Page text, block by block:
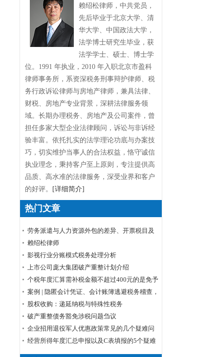
赖绍松律师，中共党员，
先后毕业于北京大学、清
华大学、中国政法大学，
法学博士研究生毕业，获
法学学士、硕士、博士学
位。1991 年执业，2010 年入职北京市盈科
律师事务所，系资深税务刑事辩护律师、税
务行政诉讼律师与房地产律师，兼具法律、
财税、房地产专业背景，深耕法律服务领
域。长期办理税务、房地产及公司案件，曾
担任多家大型企业法律顾问，诉讼与非诉经
验丰富。依托扎实的法学理论功底与办案技
巧，切实维护当事人的合法权益，恪守诚信
执业理念，秉持客户至上原则，专注提供高
品质、高水准的法律服务，深受业界和客户
的好评。
[详细简介]
热门文章
劳务派遣与人力资源外包的差异、开票税目及
税率
赖绍松律师
影视行业分账模式税务处理分析
上市公司庞大集团破产重整计划介绍
个税年度汇算需补税金额不超过400元的是免予
申报还是免予补缴
案例 | 隐匿会计凭证、会计账簿逃避税务稽查，
小心被判刑！
股权收购：递延纳税与特殊性税务
破产重整债务豁免涉税问题刍议
企业招用退役军人优惠政策常见的几个疑难问
题解答
经营所得年度汇总申报以及C表填报的5个疑难
问题